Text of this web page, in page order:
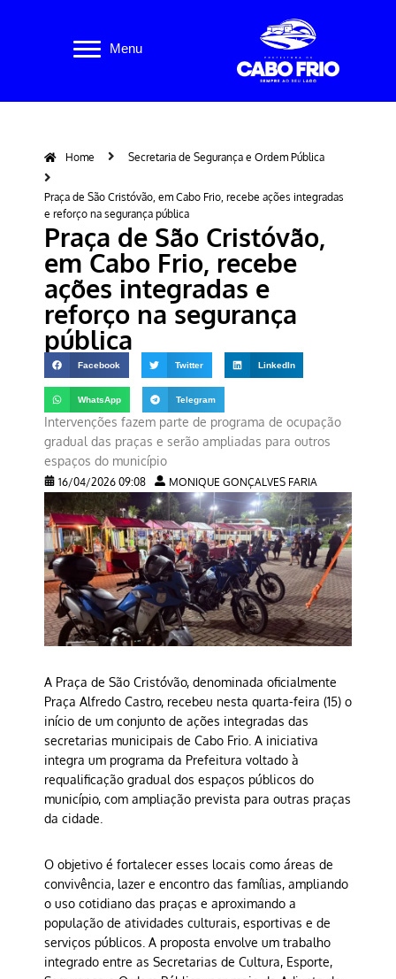
Menu
Home Secretaria de Segurança e Ordem Pública
Praça de São Cristóvão, em Cabo Frio, recebe ações integradas
e reforço na segurança pública
Praça de São Cristóvão,
em Cabo Frio, recebe
ações integradas e
reforço na segurança
pública
Facebook Twitter LinkedIn
WhatsApp Telegram
Intervenções fazem parte de programa de ocupação
gradual das praças e serão ampliadas para outros
espaços do município
16/04/2026 09:08 MONIQUE GONÇALVES FARIA
A Praça de São Cristóvão, denominada oficialmente
Praça Alfredo Castro, recebeu nesta quarta-feira (15) o
início de um conjunto de ações integradas das
secretarias municipais de Cabo Frio. A iniciativa
integra um programa da Prefeitura voltado à
requalificação gradual dos espaços públicos do
município, com ampliação prevista para outras praças
da cidade.
O objetivo é fortalecer esses locais como áreas de
convivência, lazer e encontro das famílias, ampliando
o uso cotidiano das praças e aproximando a
população de atividades culturais, esportivas e de
serviços públicos. A proposta envolve um trabalho
integrado entre as Secretarias de Cultura, Esporte,